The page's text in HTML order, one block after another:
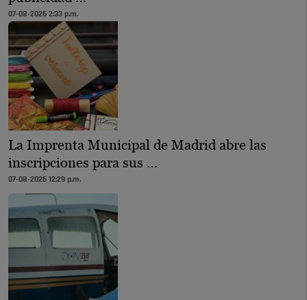
07-08-2026 2:33 p.m.
La Imprenta Municipal de Madrid abre las
inscripciones para sus …
07-08-2026 12:29 p.m.